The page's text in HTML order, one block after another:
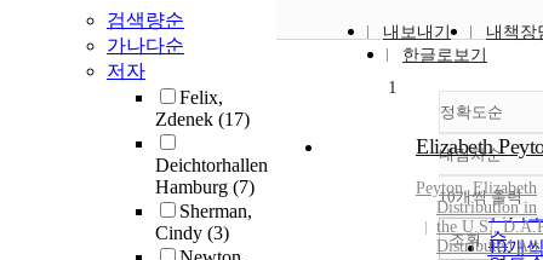
검색량순
가나다순
저자
Felix,
Zdenek (17)
Deichtorhallen
Hamburg (7)
Sherman,
Cindy (3)
내보내기
내책장
한글로보기
정확도순
정확
순
인기
순
내림차순
내림
10개씩 출력
10개
조회
1
Elizabeth
Peyton, Elizabeth
Distribution in
the U.S.,
Distributed Art